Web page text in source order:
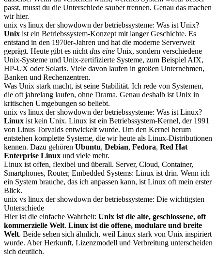
passt, musst du die Unterschiede sauber trennen. Genau das machen
wir hier.
unix vs linux der showdown der betriebssysteme: Was ist Unix?
Unix ist ein Betriebssystem-Konzept mit langer Geschichte. Es
entstand in den 1970er-Jahren und hat die moderne Serverwelt
geprägt. Heute gibt es nicht das eine Unix, sondern verschiedene
Unix-Systeme und Unix-zertifizierte Systeme, zum Beispiel AIX,
HP-UX oder Solaris. Viele davon laufen in großen Unternehmen,
Banken und Rechenzentren.
Was Unix stark macht, ist seine Stabilität. Ich rede von Systemen,
die oft jahrelang laufen, ohne Drama. Genau deshalb ist Unix in
kritischen Umgebungen so beliebt.
unix vs linux der showdown der betriebssysteme: Was ist Linux?
Linux ist kein Unix. Linux ist ein Betriebssystem-Kernel, der 1991
von Linus Torvalds entwickelt wurde. Um den Kernel herum
entstehen komplette Systeme, die wir heute als Linux-Distributionen
kennen. Dazu gehören Ubuntu, Debian, Fedora, Red Hat
Enterprise Linux und viele mehr.
Linux ist offen, flexibel und überall. Server, Cloud, Container,
Smartphones, Router, Embedded Systems: Linux ist drin. Wenn ich
ein System brauche, das ich anpassen kann, ist Linux oft mein erster
Blick.
unix vs linux der showdown der betriebssysteme: Die wichtigsten
Unterschiede
Hier ist die einfache Wahrheit: Unix ist die alte, geschlossene, oft
kommerzielle Welt. Linux ist die offene, modulare und breite
Welt. Beide sehen sich ähnlich, weil Linux stark von Unix inspiriert
wurde. Aber Herkunft, Lizenzmodell und Verbreitung unterscheiden
sich deutlich.